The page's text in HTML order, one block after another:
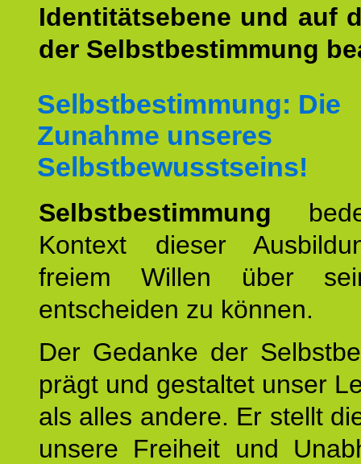
Identitätsebene und auf
der Selbstbestimmung
Selbstbestimmung: Die
Zunahme unseres
Selbstbewusstseins!
Selbstbestimmung
Kontext dieser
freiem Willen über
entscheiden zu können.
Der Gedanke der
prägt und gestaltet unser
als alles andere. Er stellt
unsere Freiheit und